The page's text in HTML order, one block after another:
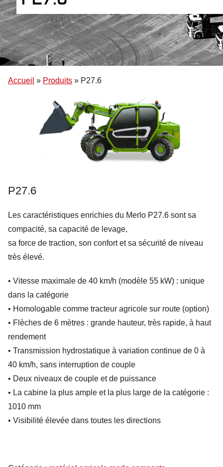
Accueil » Produits » P27.6
P27.6
Les caractéristiques enrichies du Merlo P27.6 sont sa
compacité, sa capacité de levage,
sa force de traction, son confort et sa sécurité de niveau
très élevé.
• Vitesse maximale de 40 km/h (modèle 55 kW) : unique
dans la catégorie
• Homologable comme tracteur agricole sur route (option)
• Flèches de 6 mètres : grande hauteur, très rapide, à haut
rendement
• Transmission hydrostatique à variation continue de 0 à
40 km/h, sans interruption de couple
• Deux niveaux de couple et de puissance
• La cabine la plus ample et la plus large de la catégorie :
1010 mm
• Visibilité élevée dans toutes les directions